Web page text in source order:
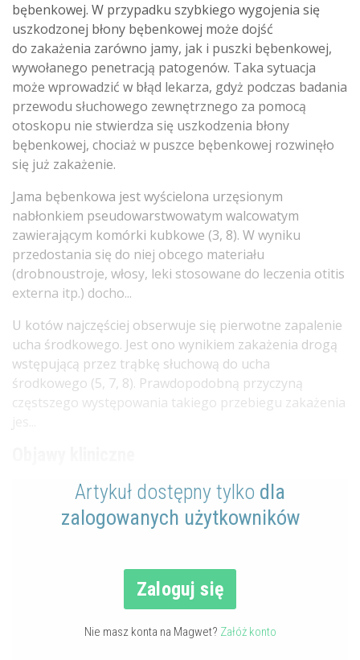
bębenkowej. W przypadku szybkiego wygojenia się
uszkodzonej błony bębenkowej może dojść
do zakażenia zarówno jamy, jak i puszki bębenkowej,
wywołanego penetracją patogenów. Taka sytuacja
może wprowadzić w błąd lekarza, gdyż podczas badania
przewodu słuchowego zewnętrznego za pomocą
otoskopu nie stwierdza się uszkodzenia błony
bębenkowej, chociaż w puszce bębenkowej rozwinęło
się już zakażenie.
Jama bębenkowa jest wyścielona urzęsionym
nabłonkiem pseudowarstwowatym walcowatym
zawierającym komórki kubkowe (3, 8). W wyniku
przedostania się do niej obcego materiału
(drobnoustroje, włosy, leki stosowane do leczenia otitis
externa itp.) docho...
U kotów najczęściej obserwuje się pierwotne zapalenie
ucha środkowego. Jest ono wynikiem zakażenia drogą
wstępującą przez trąbkę słuchową do ucha
środkowego (5, 7, 8). Prawdopodobną przyczyną
częstszego występowania takiego przebiegu zakażenia
Artykuł dostępny tylko dla
zalogowanych użytkowników
Zaloguj się
Nie masz konta na Magwet? Załóż konto